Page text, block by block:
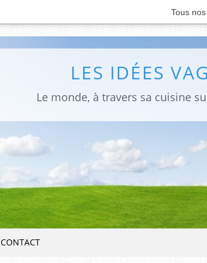
Tous
LES IDÉES
Le monde, à travers sa cuisine
CONTACT